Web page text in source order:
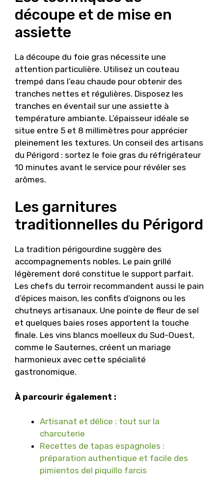
découpe et de mise en
assiette
La découpe du foie gras nécessite une
attention particulière. Utilisez un couteau
trempé dans l’eau chaude pour obtenir des
tranches nettes et régulières. Disposez les
tranches en éventail sur une assiette à
température ambiante. L’épaisseur idéale se
situe entre 5 et 8 millimètres pour apprécier
pleinement les textures. Un conseil des artisans
du Périgord : sortez le foie gras du réfrigérateur
10 minutes avant le service pour révéler ses
arômes.
Les garnitures
traditionnelles du Périgord
La tradition périgourdine suggère des
accompagnements nobles. Le pain grillé
légèrement doré constitue le support parfait.
Les chefs du terroir recommandent aussi le pain
d’épices maison, les confits d’oignons ou les
chutneys artisanaux. Une pointe de fleur de sel
et quelques baies roses apportent la touche
finale. Les vins blancs moelleux du Sud-Ouest,
comme le Sauternes, créent un mariage
harmonieux avec cette spécialité
gastronomique.
À parcourir également :
Artisanat et délice : tout sur la
charcuterie
Recettes de tapas espagnoles :
préparation authentique et facile des
pimientos del piquillo farcis